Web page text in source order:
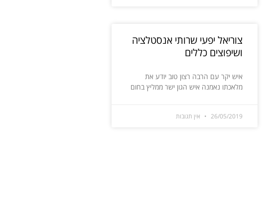
צוריאל יפעי שרותי אנסטלציה
ושיפוצים כללים
איש יקר עם הרבה רצון טוב יודע את
מלאכתו נאמנה איש הגון ישר ממליץ בחום
26/05/2019 אין תגובות